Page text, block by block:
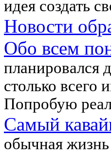
идея создать
Новости
Обо всем
планировался
столько всего
Попробую
Самый
обычная